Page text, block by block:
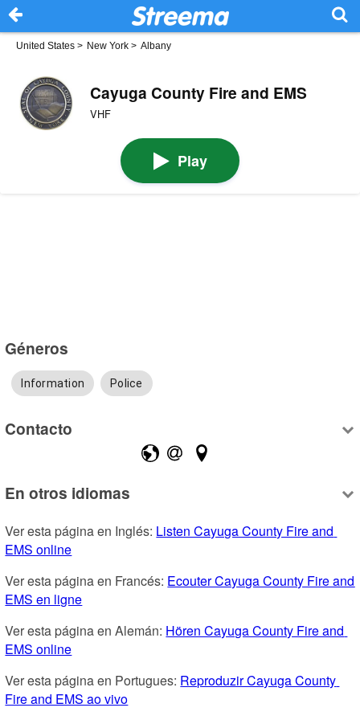
United States > New York > Albany
Cayuga County Fire and EMS
VHF
Play
Géneros
Information Police
Contacto
En otros idiomas
Ver esta página en Inglés: Listen Cayuga County Fire and
EMS online
Ver esta página en Francés: Ecouter Cayuga County Fire and
EMS en ligne
Ver esta página en Alemán: Hören Cayuga County Fire and
EMS online
Ver esta página en Portugues: Reproduzir Cayuga County
Fire and EMS ao vivo